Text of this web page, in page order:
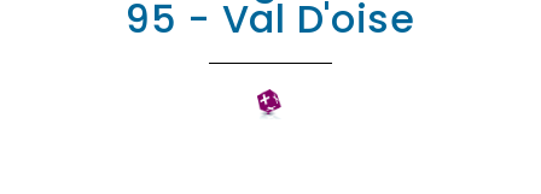
95 - Val D'oise